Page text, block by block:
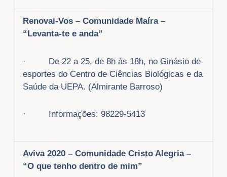
Renovai-Vos – Comunidade Maíra –
“Levanta-te e anda”
· De 22 a 25, de 8h às 18h, no Ginásio de
esportes do Centro de Ciências Biológicas e da
Saúde da UEPA. (Almirante Barroso)
· Informações: 98229-5413
Aviva 2020 – Comunidade Cristo Alegria –
“O que tenho dentro de mim”